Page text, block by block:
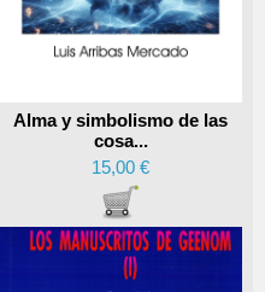
Alma y simbolismo de las
cosa...
15,00 €